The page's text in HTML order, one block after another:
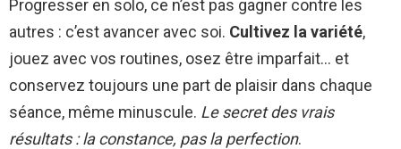
Progresser en solo, ce n’est pas gagner contre les
autres : c’est avancer avec soi. Cultivez la variété,
jouez avec vos routines, osez être imparfait… et
conservez toujours une part de plaisir dans chaque
séance, même minuscule. Le secret des vrais
résultats : la constance, pas la perfection.